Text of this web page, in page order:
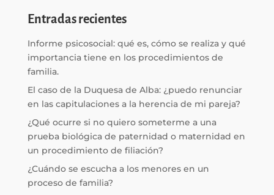
Entradas recientes
Informe psicosocial: qué es, cómo se realiza y qué
importancia tiene en los procedimientos de
familia.
El caso de la Duquesa de Alba: ¿puedo renunciar
en las capitulaciones a la herencia de mi pareja?
¿Qué ocurre si no quiero someterme a una
prueba biológica de paternidad o maternidad en
un procedimiento de filiación?
¿Cuándo se escucha a los menores en un
proceso de familia?